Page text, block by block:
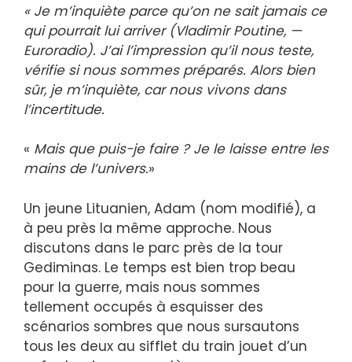
« Je m’inquiète parce qu’on ne sait jamais ce
qui pourrait lui arriver (Vladimir Poutine, —
Euroradio). J’ai l’impression qu’il nous teste,
vérifie si nous sommes préparés. Alors bien
sûr, je m’inquiète, car nous vivons dans
l’incertitude.
« Mais que puis-je faire ? Je le laisse entre les
mains de l’univers.»
Un jeune Lituanien, Adam (nom modifié), a
à peu près la même approche. Nous
discutons dans le parc près de la tour
Gediminas. Le temps est bien trop beau
pour la guerre, mais nous sommes
tellement occupés à esquisser des
scénarios sombres que nous sursautons
tous les deux au sifflet du train jouet d’un